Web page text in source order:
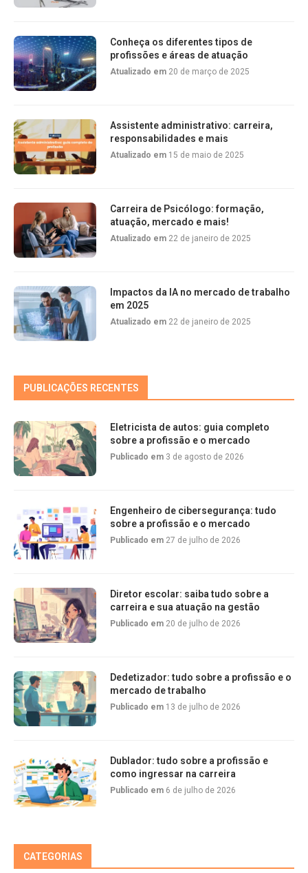
Conheça os diferentes tipos de
profissões e áreas de atuação
Atualizado em 20 de março de 2025
Assistente administrativo: carreira,
responsabilidades e mais
Atualizado em 15 de maio de 2025
Carreira de Psicólogo: formação,
atuação, mercado e mais!
Atualizado em 22 de janeiro de 2025
Impactos da IA no mercado de trabalho
em 2025
Atualizado em 22 de janeiro de 2025
PUBLICAÇÕES RECENTES
Eletricista de autos: guia completo
sobre a profissão e o mercado
Publicado em 3 de agosto de 2026
Engenheiro de cibersegurança: tudo
sobre a profissão e o mercado
Publicado em 27 de julho de 2026
Diretor escolar: saiba tudo sobre a
carreira e sua atuação na gestão
Publicado em 20 de julho de 2026
Dedetizador: tudo sobre a profissão e o
mercado de trabalho
Publicado em 13 de julho de 2026
Dublador: tudo sobre a profissão e
como ingressar na carreira
Publicado em 6 de julho de 2026
CATEGORIAS